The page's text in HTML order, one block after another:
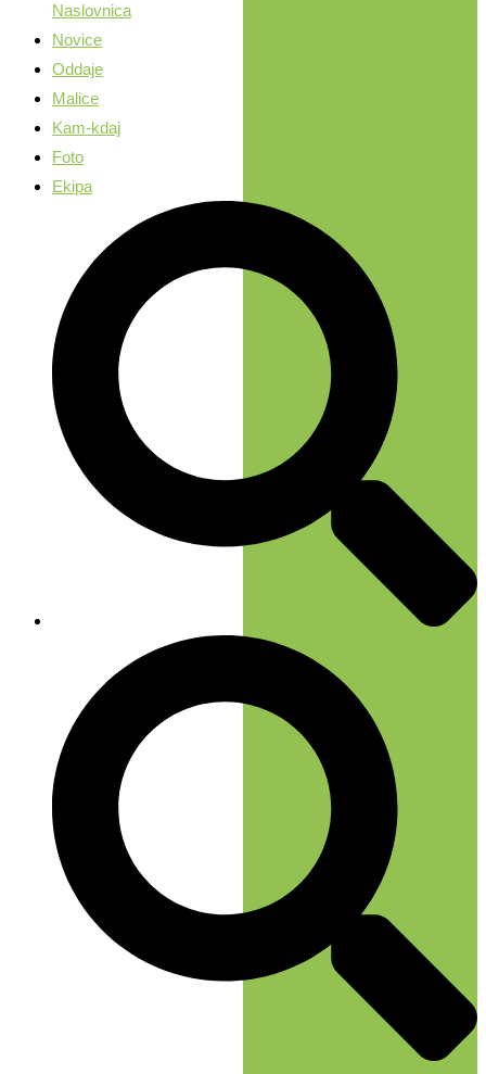
Naslovnica
Novice
Oddaje
Malice
Kam-kdaj
Foto
Ekipa